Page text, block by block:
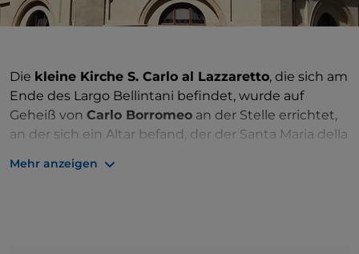
Die kleine Kirche S. Carlo al Lazzaretto, die sich am
Ende des Largo Bellintani befindet, wurde auf
Geheiß von Carlo Borromeo an der Stelle errichtet,
an der sich ein Altar befand, der der Santa Maria della
abgerissen wurde. Sie hatte einen achteckigen
Mehr anzeigen